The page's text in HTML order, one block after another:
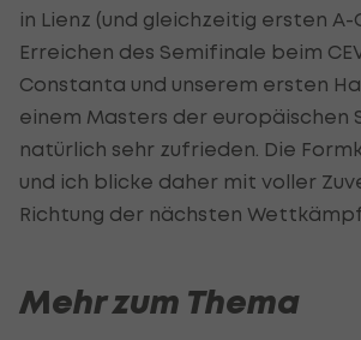
in Lienz (und gleichzeitig ersten A-
Erreichen des Semifinale beim
Constanta und unserem ersten
einem Masters der europäischen
natürlich sehr zufrieden. Die
und ich blicke daher mit voller
Richtung der nächsten
Mehr zum Thema